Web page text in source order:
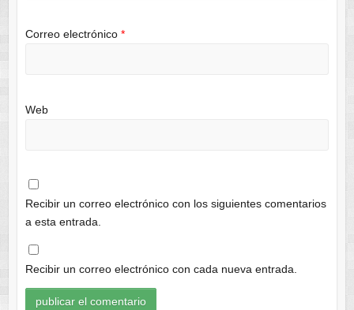
Correo electrónico *
Web
Recibir un correo electrónico con los siguientes comentarios
a esta entrada.
Recibir un correo electrónico con cada nueva entrada.